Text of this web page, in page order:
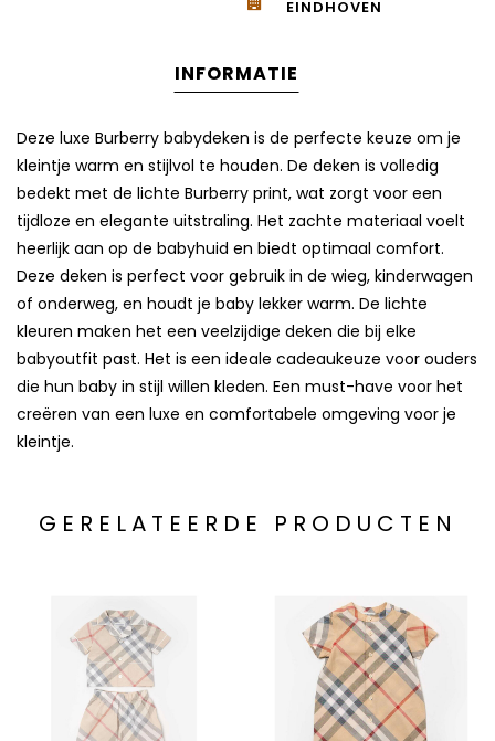
EINDHOVEN
INFORMATIE
Deze luxe Burberry babydeken is de perfecte keuze om je
kleintje warm en stijlvol te houden. De deken is volledig
bedekt met de lichte Burberry print, wat zorgt voor een
tijdloze en elegante uitstraling. Het zachte materiaal voelt
heerlijk aan op de babyhuid en biedt optimaal comfort.
Deze deken is perfect voor gebruik in de wieg, kinderwagen
of onderweg, en houdt je baby lekker warm. De lichte
kleuren maken het een veelzijdige deken die bij elke
babyoutfit past. Het is een ideale cadeaukeuze voor ouders
die hun baby in stijl willen kleden. Een must-have voor het
creëren van een luxe en comfortabele omgeving voor je
kleintje.
GERELATEERDE PRODUCTEN